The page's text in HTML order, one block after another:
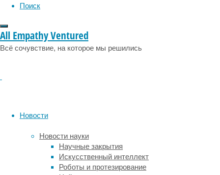
Поиск
All Empathy Ventured
Всё сочувствие, на которое мы решились
Новости
Новости науки
Научные закрытия
Искусственный интеллект
Роботы и протезирование
помочь,
в
лучшем
заболеваний
эпилепсии